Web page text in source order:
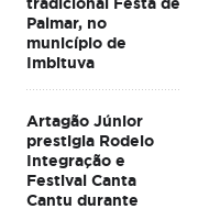
Palmar, no
município de
Imbituva
Artagão Júnior
prestigia Rodeio
Integração e
Festival Canta
Cantu durante